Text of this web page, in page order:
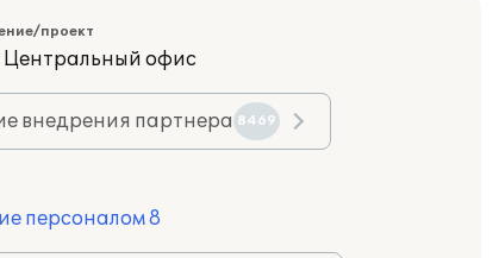
проект
Центральный офис
внедрения партнера 8469
персоналом 8